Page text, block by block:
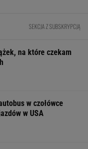
SEKCJA Z SUBSKRYPCJĄ
na które czekam
w czołówce
w USA